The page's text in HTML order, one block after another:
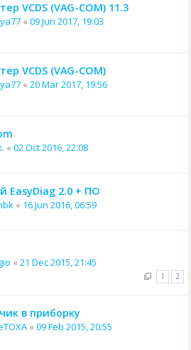
VCDS (VAG-COM) 11.3
« 09 Jun 2017, 19:03
VCDS (VAG-COM)
« 20 Mar 2017, 19:56
« 02 Oct 2016, 22:08
EasyDiag 2.0 + ПО
« 16 Jun 2016, 06:59
« 21 Dec 2015, 21:45
1 2
в приборку
« 09 Feb 2015, 20:55